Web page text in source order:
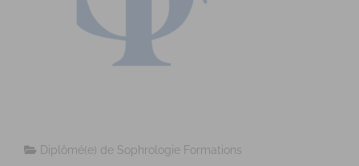
Diplômé(e) de Sophrologie Formations